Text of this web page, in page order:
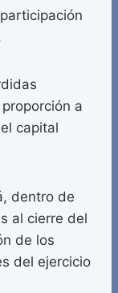
a
capital
dentro de
al cierre del
de los
del ejercicio